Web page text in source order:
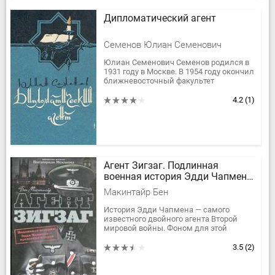
Дипломатический агент
Семенов Юлиан Семенович
Юлиан Семенович Семенов родился в
1931 году в Москве. В 1954 году окончил
ближневосточный факультет
востоковедения. Работал на кафедре
4.2 (1)
Агент Зигзаг. Подлинная
военная история Эдди Чапмена,
любовника, предателя, героя и
шпиона
Макинтайр Бен
История Эдди Чапмена — самого
известного двойного агента Второй
мировой войны. Фоном для этой
послужили драматические и кровавые
3.5 (2)